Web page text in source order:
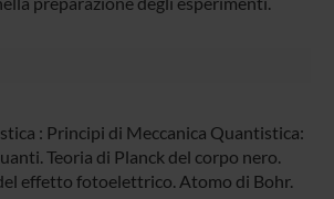
: Principi di Meccanica Quantistica:
Teoria di Planck del corpo nero.
effetto fotoelettrico. Atomo di Bohr.